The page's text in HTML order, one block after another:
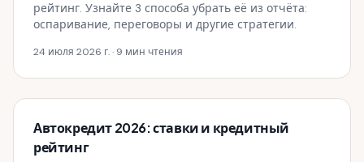
рейтинг. Узнайте 3 способа убрать её из отчёта:
оспаривание, переговоры и другие стратегии.
24 июля 2026 г.· 9 мин чтения
Автокредит 2026: ставки и кредитный
рейтинг